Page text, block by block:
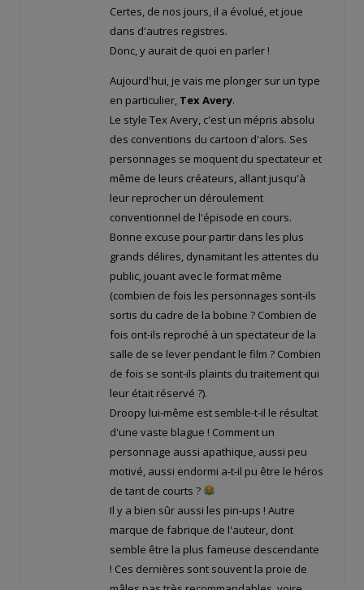
Certes, de nos jours, il a évolué, et joue
dans d'autres registres.
Donc, y aurait de quoi en parler !
Aujourd'hui, je vais me plonger sur un type
en particulier, Tex Avery.
Le style Tex Avery, c'est un mépris absolu
des conventions du cartoon d'alors. Ses
personnages se moquent du spectateur et
même de leurs créateurs, allant jusqu'à
leur reprocher un déroulement
conventionnel de l'épisode en cours.
Bonne excuse pour partir dans les plus
grands délires, dynamitant les attentes du
public, jouant avec le format même
(combien de fois les personnages sont-ils
sortis du cadre de la bobine ? Combien de
fois ont-ils reproché à un spectateur de la
salle de se lever pendant le film ? Combien
de fois se sont-ils plaints du traitement qui
leur était réservé ?).
Droopy lui-même est semble-t-il le résultat
d'une vaste blague ! Comment un
personnage aussi apathique, aussi peu
motivé, aussi endormi a-t-il pu être le héros
de tant de courts ?
Il y a bien sûr aussi les pin-ups ! Autre
marque de fabrique de l'auteur, dont
semble être la plus fameuse descendante
! Ces dernières sont souvent la proie de